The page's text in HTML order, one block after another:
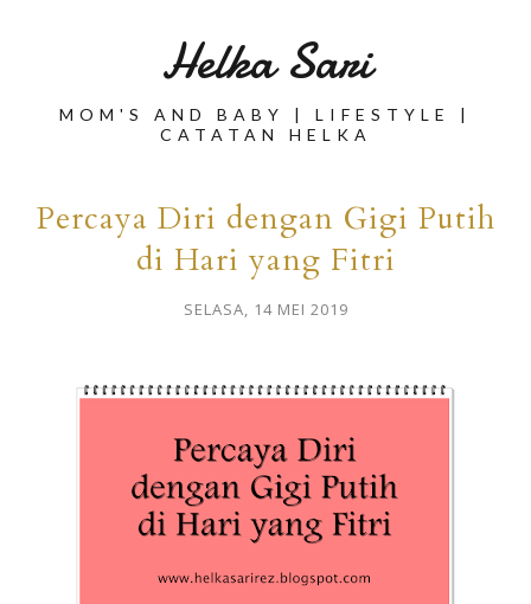
Helka Sari
MOM'S AND BABY | LIFESTYLE |
CATATAN HELKA
Percaya Diri dengan Gigi Putih
di Hari yang Fitri
SELASA, 14 MEI 2019